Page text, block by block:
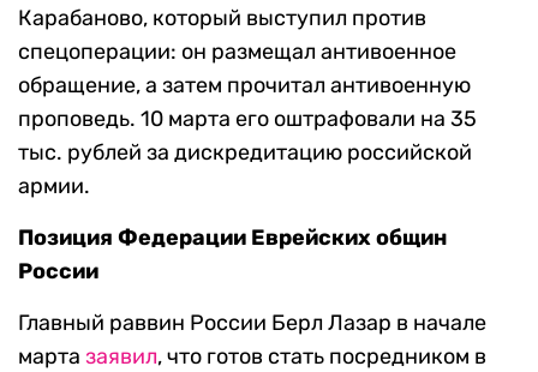
Карабаново, который выступил против
спецоперации: он размещал антивоенное
обращение, а затем прочитал антивоенную
проповедь. 10 марта его оштрафовали на 35
тыс. рублей за дискредитацию российской
армии.
Позиция Федерации Еврейских общин
России
Главный раввин России Берл Лазар в начале
марта заявил, что готов стать посредником в